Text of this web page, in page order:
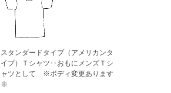
スタンダードタイプ（アメリカンタ
イプ）Ｔシャツ‥おもにメンズＴシ
ャツとして ※ボディ変更あります
※